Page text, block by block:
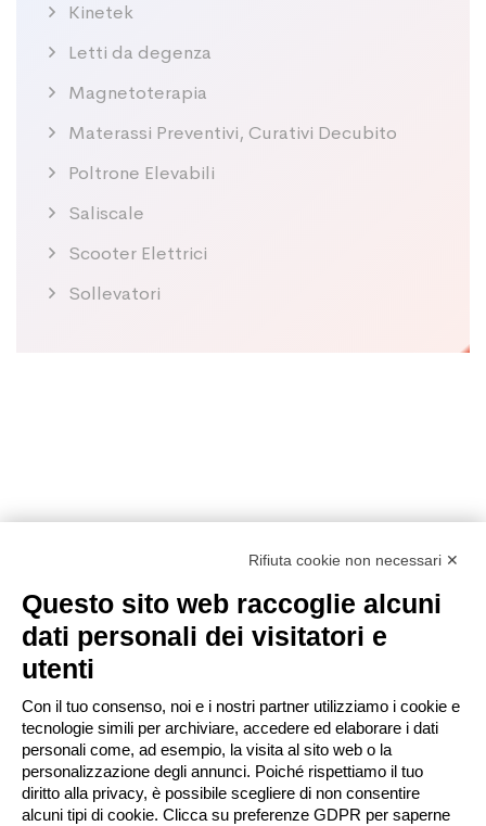
Kinetek
Letti da degenza
Magnetoterapia
Materassi Preventivi, Curativi Decubito
Poltrone Elevabili
Saliscale
Scooter Elettrici
Sollevatori
Nolomedicali By Medical Rent Service
Nolomedicali è un'azienda dedicata al noleggio e alla vendita
di apparecchiature elettromedicali avanzate e di ausili
ortopedici per anziani e ausili per la degenza domiciliare.
Orari
Rifiuta cookie non necessari ✕
Questo sito web raccoglie alcuni
dati personali dei visitatori e
utenti
Con il tuo consenso, noi e i nostri partner utilizziamo i cookie e
tecnologie simili per archiviare, accedere ed elaborare i dati
personali come, ad esempio, la visita al sito web o la
personalizzazione degli annunci. Poiché rispettiamo il tuo
diritto alla privacy, è possibile scegliere di non consentire
alcuni tipi di cookie. Clicca su preferenze GDPR per saperne